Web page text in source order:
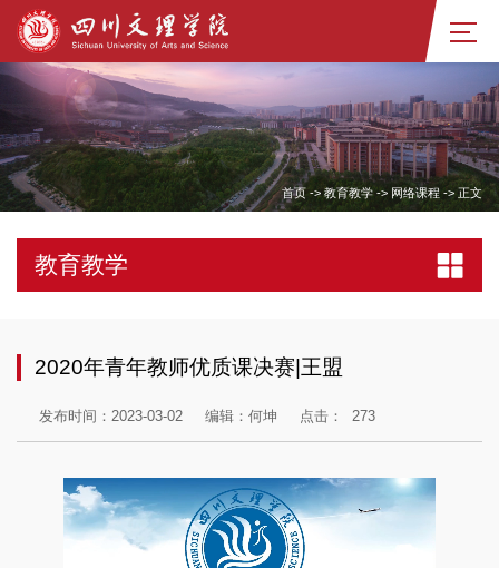
首页 -> 教育教学-> 网络课程 -> 正文
教育教学
2020年青年教师优质课决赛|王盟
发布时间：2023-03-02 编辑：何坤 点击： 273